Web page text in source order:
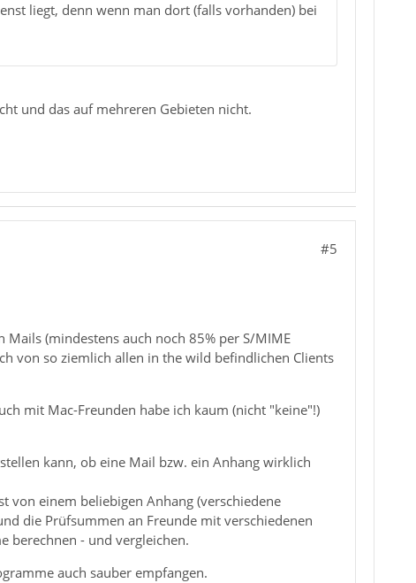
liegt, denn wenn man dort (falls vorhanden) bei
und das auf mehreren Gebieten nicht.
#5
(mindestens auch noch 85% per S/MIME
von so ziemlich allen in the wild befindlichen Clients
mit Mac-Freunden habe ich kaum (nicht "keine"!)
kann, ob eine Mail bzw. ein Anhang wirklich
von einem beliebigen Anhang (verschiedene
die Prüfsummen an Freunde mit verschiedenen
berechnen - und vergleichen.
auch sauber empfangen.